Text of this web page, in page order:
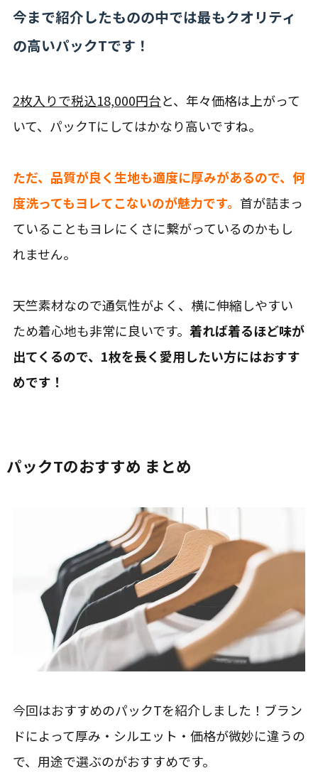
今まで紹介したものの中では最もクオリティ
の高いパックTです！
2枚入りで税込18,000円台と、年々価格は上がって
いて、パックTにしてはかなり高いですね。
ただ、品質が良く生地も適度に厚みがあるので、何
度洗ってもヨレてこないのが魅力です。 首が詰まっ
ていることもヨレにくさに繋がっているのかもし
れません。
天竺素材なので通気性がよく、横に伸縮しやすい
ため着心地も非常に良いです。 着れば着るほど味が
出てくるので、1枚を長く愛用したい方にはおすす
めです！
パックTのおすすめ まとめ
今回はおすすめのパックTを紹介しました！ブラン
ドによって厚み・シルエット・価格が微妙に違うの
で、用途で選ぶのがおすすめです。